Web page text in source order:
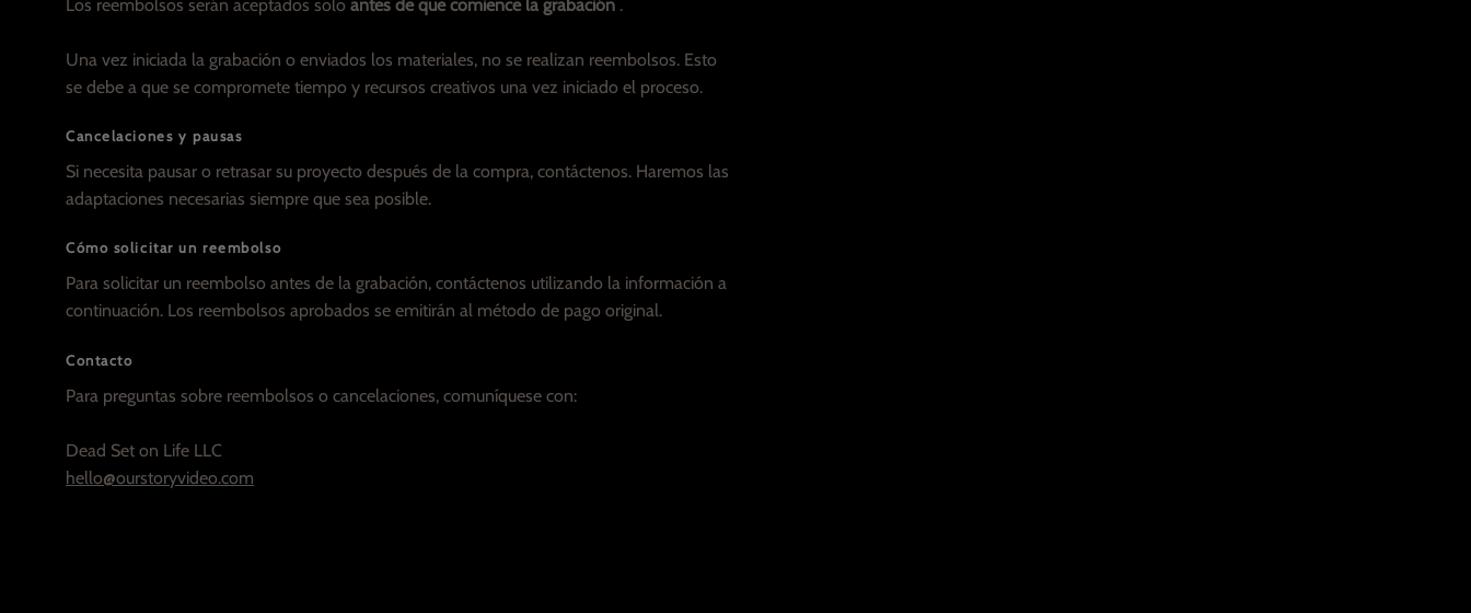
Los reembolsos serán aceptados solo antes de que comience la grabación .
Una vez iniciada la grabación o enviados los materiales, no se realizan reembolsos. Esto
se debe a que se compromete tiempo y recursos creativos una vez iniciado el proceso.
Cancelaciones y pausas
Si necesita pausar o retrasar su proyecto después de la compra, contáctenos. Haremos las
adaptaciones necesarias siempre que sea posible.
Cómo solicitar un reembolso
Para solicitar un reembolso antes de la grabación, contáctenos utilizando la información a
continuación. Los reembolsos aprobados se emitirán al método de pago original.
Contacto
Para preguntas sobre reembolsos o cancelaciones, comuníquese con:
Dead Set on Life LLC
hello@ourstoryvideo.com